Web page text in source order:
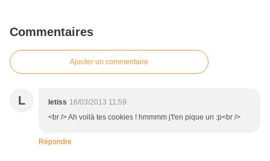
Commentaires
Ajouter un commentaire
L letiss 16/03/2013 11:59
<br /> Ah voilà tes cookies ! hmmmm j't'en pique un :p<br />
Répondre